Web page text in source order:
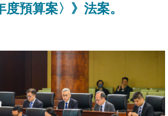
度預算案〉》法案。